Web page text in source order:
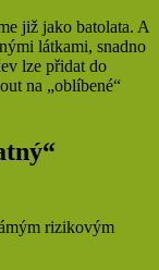
již jako batolata. A
látkami, snadno
lze přidat do
na „oblíbené“
rizikovým